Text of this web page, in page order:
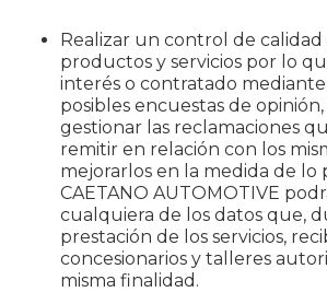
Realizar un control de
productos y servicios por lo
interés o contratado
posibles encuestas de
gestionar las reclamaciones
remitir en relación con los
mejorarlos en la medida de lo
CAETANO AUTOMOTIVE
cualquiera de los datos que,
prestación de los servicios,
concesionarios y talleres
misma finalidad.